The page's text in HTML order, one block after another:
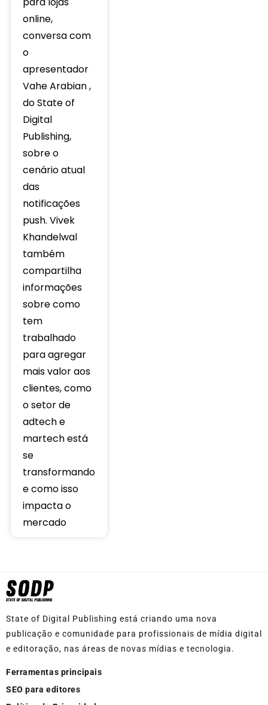
online,
conversa com
o
apresentador
Vahe Arabian ,
do State of
Digital
Publishing,
sobre o
cenário atual
das
notificações
push. Vivek
Khandelwal
também
compartilha
informações
sobre como
tem
trabalhado
para agregar
mais valor aos
clientes, como
o setor de
adtech e
martech está
se
transformando
e como isso
impacta o
mercado
State of Digital Publishing está criando uma nova
publicação e comunidade para profissionais de mídia digital
e editoração, nas áreas de novas mídias e tecnologia.
Ferramentas principais
SEO para editores